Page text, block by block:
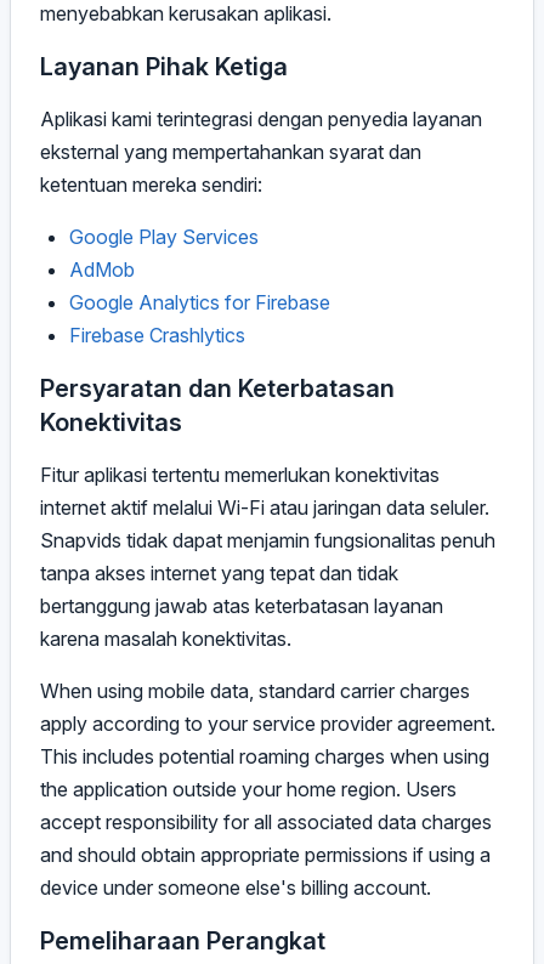
menyebabkan kerusakan aplikasi.
Layanan Pihak Ketiga
Aplikasi kami terintegrasi dengan penyedia layanan
eksternal yang mempertahankan syarat dan
ketentuan mereka sendiri:
Google Play Services
AdMob
Google Analytics for Firebase
Firebase Crashlytics
Persyaratan dan Keterbatasan
Konektivitas
Fitur aplikasi tertentu memerlukan konektivitas
internet aktif melalui Wi-Fi atau jaringan data seluler.
Snapvids tidak dapat menjamin fungsionalitas penuh
tanpa akses internet yang tepat dan tidak
bertanggung jawab atas keterbatasan layanan
karena masalah konektivitas.
When using mobile data, standard carrier charges
apply according to your service provider agreement.
This includes potential roaming charges when using
the application outside your home region. Users
accept responsibility for all associated data charges
and should obtain appropriate permissions if using a
device under someone else's billing account.
Pemeliharaan Perangkat